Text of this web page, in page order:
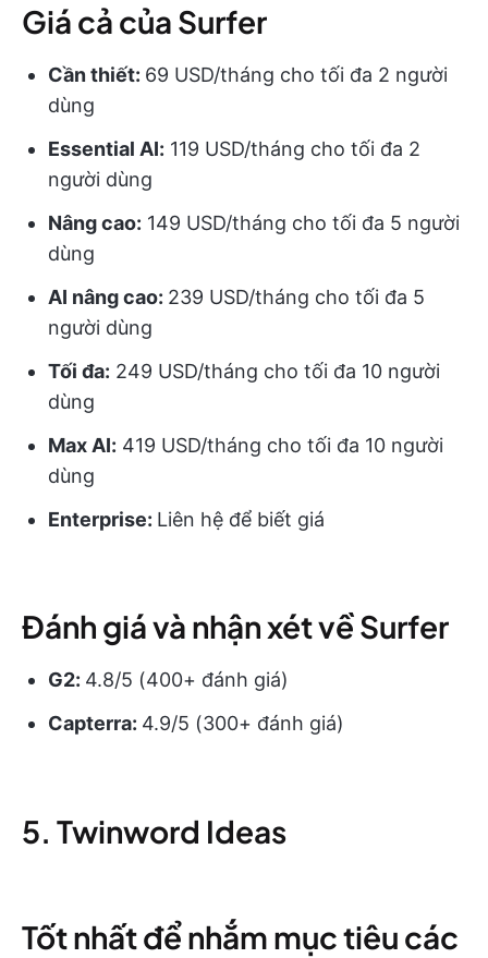
Giá cả của Surfer
Cần thiết: 69 USD/tháng cho tối đa 2 người
dùng
Essential AI: 119 USD/tháng cho tối đa 2
người dùng
Nâng cao: 149 USD/tháng cho tối đa 5 người
dùng
AI nâng cao: 239 USD/tháng cho tối đa 5
người dùng
Tối đa: 249 USD/tháng cho tối đa 10 người
dùng
Max AI: 419 USD/tháng cho tối đa 10 người
dùng
Enterprise: Liên hệ để biết giá
Đánh giá và nhận xét về Surfer
G2: 4.8/5 (400+ đánh giá)
Capterra: 4.9/5 (300+ đánh giá)
5. Twinword Ideas
Tốt nhất để nhắm mục tiêu các